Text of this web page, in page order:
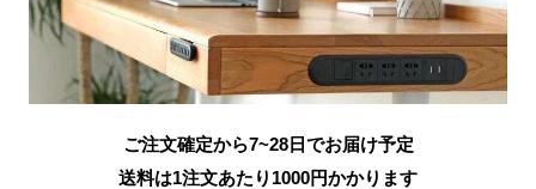
ご注文確定から7~28日でお届け予定
送料は1注文あたり 1000円かかります